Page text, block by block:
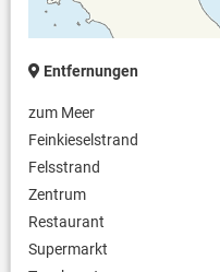
Entfernungen
zum Meer
Feinkieselstrand
Felsstrand
Zentrum
Restaurant
Supermarkt